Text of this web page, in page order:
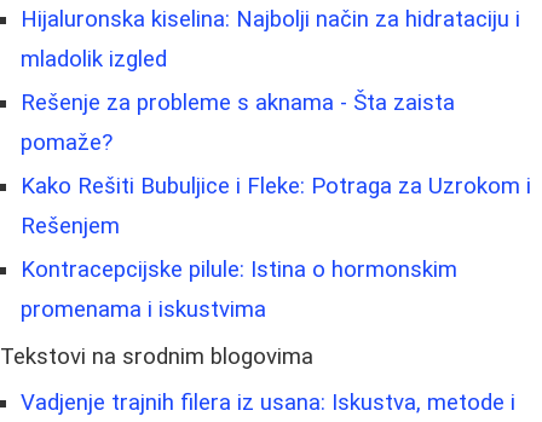
Hijaluronska kiselina: Najbolji način za hidrataciju i
mladolik izgled
Rešenje za probleme s aknama - Šta zaista
pomaže?
Kako Rešiti Bubuljice i Fleke: Potraga za Uzrokom i
Rešenjem
Kontracepcijske pilule: Istina o hormonskim
promenama i iskustvima
Tekstovi na srodnim blogovima
Vadjenje trajnih filera iz usana: Iskustva, metode i